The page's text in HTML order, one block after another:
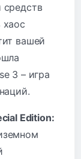
хаос
вашей
3 – игра
Edition: